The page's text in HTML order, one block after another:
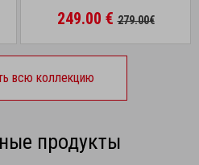
249.00 €279.00€
всю коллекцию
продукты